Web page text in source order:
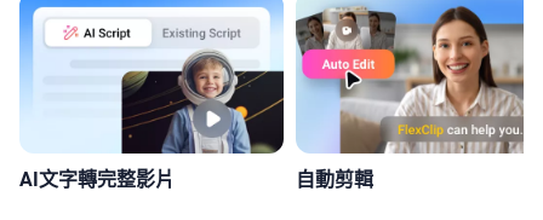
AI文字轉完整影片 自動剪輯